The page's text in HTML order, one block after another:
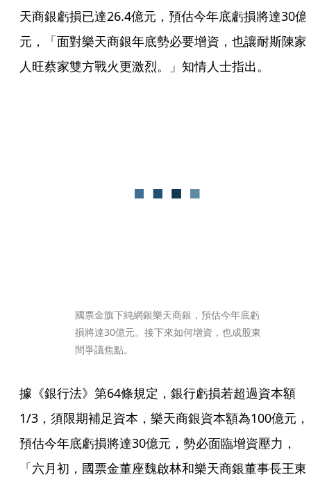
天商銀虧損已達26.4億元，預估今年底虧損將達30億
元，「面對樂天商銀年底勢必要增資，也讓耐斯陳家
人旺蔡家雙方戰火更激烈。」知情人士指出。
國票金旗下純網銀樂天商銀，預估今年底虧
損將達30億元。接下來如何增資，也成股東
間爭議焦點。
據《銀行法》第64條規定，銀行虧損若超過資本額
1/3，須限期補足資本，樂天商銀資本額為100億元，
預估今年底虧損將達30億元，勢必面臨增資壓力，
「六月初，國票金董座魏啟林和樂天商銀董事長王東